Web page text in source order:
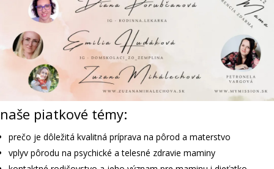
naše piatkové témy:
prečo je dôležitá kvalitná príprava na pôrod a materstvo
vplyv pôrodu na psychické a telesné zdravie maminy